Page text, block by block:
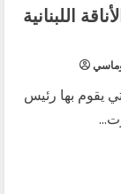
اللبنانية
يقوم بها رئيس